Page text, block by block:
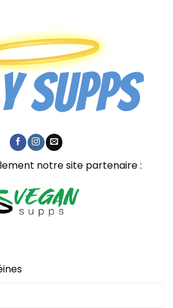
notre site partenaire :